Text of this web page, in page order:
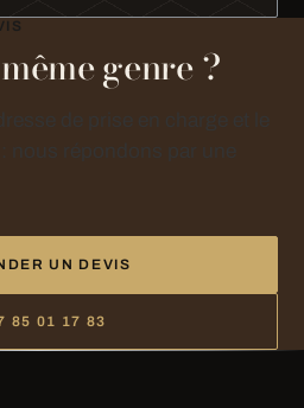
genre ?
UN DEVIS
85 01 17 83